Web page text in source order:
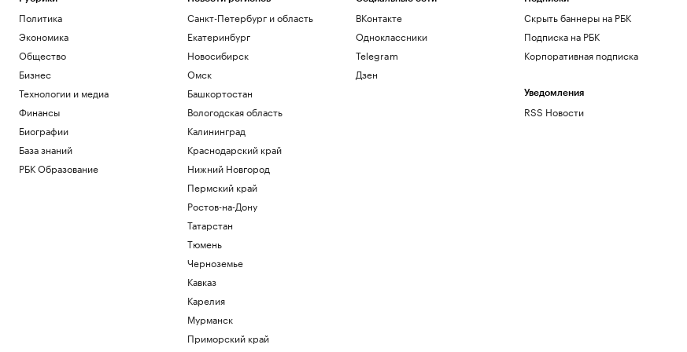
Политика
Экономика
Общество
Бизнес
Технологии и медиа
Финансы
Биографии
База знаний
РБК Образование
Санкт-Петербург и область
Екатеринбург
Новосибирск
Омск
Башкортостан
Вологодская область
Калининград
Краснодарский край
Нижний Новгород
Пермский край
Ростов-на-Дону
Татарстан
Тюмень
Черноземье
Кавказ
Карелия
Мурманск
Приморский край
ВКонтакте
Одноклассники
Telegram
Дзен
Скрыть баннеры на РБК
Подписка на РБК
Корпоративная подписка
Уведомления
RSS Новости